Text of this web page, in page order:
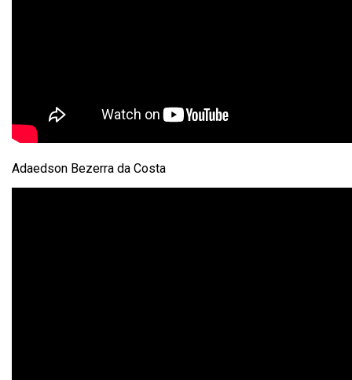
Adaedson Bezerra da Costa